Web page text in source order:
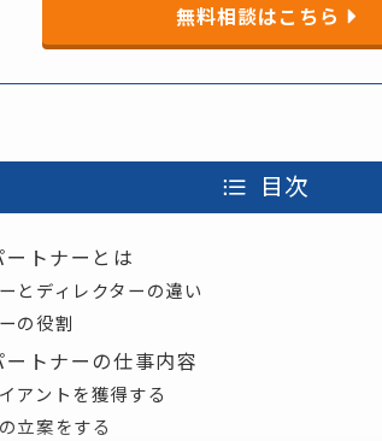
無料相談はこちら
目次
トナーとは
とディレクターの違い
の役割
トナーの仕事内容
アントを獲得する
立案をする